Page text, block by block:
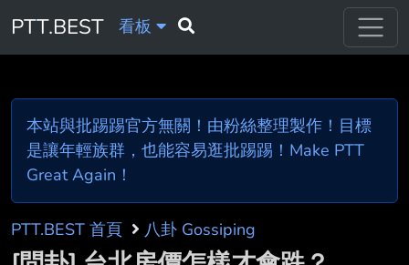
PTT.BEST 看板
本站與批踢踢官方無關！由粉絲整理製作！目標
是讓年輕族群，也能容易逛批踢踢！Make PTT
Great Again！
PTT.BEST 首頁 八卦 Gossiping